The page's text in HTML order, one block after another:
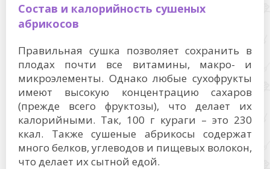
Состав и калорийность сушеных
абрикосов
Правильная сушка позволяет сохранить в
плодах почти все витамины, макро- и
микроэлементы. Однако любые сухофрукты
имеют высокую концентрацию сахаров
(прежде всего фруктозы), что делает их
калорийными. Так, 100 г кураги – это 230
ккал. Также сушеные абрикосы содержат
много белков, углеводов и пищевых волокон,
что делает их сытной едой.